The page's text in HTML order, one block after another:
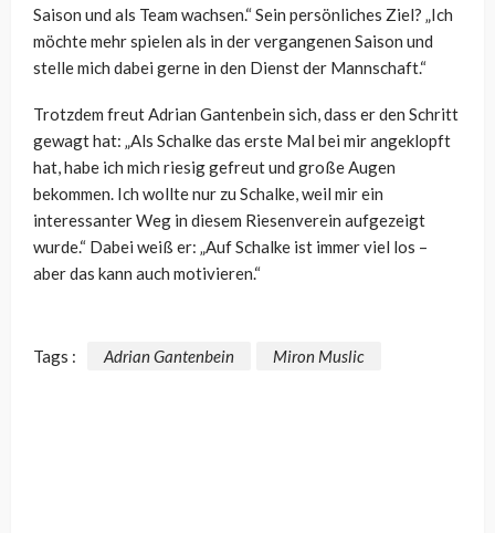
Saison und als Team wachsen.“ Sein persönliches Ziel? „Ich
möchte mehr spielen als in der vergangenen Saison und
stelle mich dabei gerne in den Dienst der Mannschaft.“
Trotzdem freut Adrian Gantenbein sich, dass er den Schritt
gewagt hat: „Als Schalke das erste Mal bei mir angeklopft
hat, habe ich mich riesig gefreut und große Augen
bekommen. Ich wollte nur zu Schalke, weil mir ein
interessanter Weg in diesem Riesenverein aufgezeigt
wurde.“ Dabei weiß er: „Auf Schalke ist immer viel los –
aber das kann auch motivieren.“
Tags : Adrian Gantenbein Miron Muslic